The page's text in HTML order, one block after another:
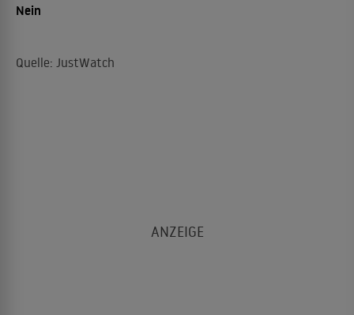
Nein
Quelle: JustWatch